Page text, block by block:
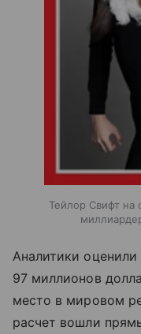
Тейлор Свифт на
Аналитики
97 миллионов
место в мировом
расчет вошли